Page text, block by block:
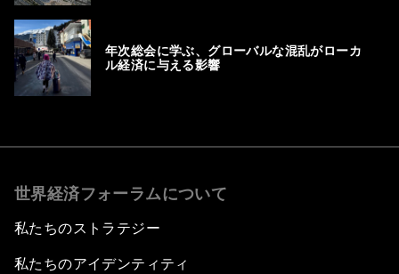
年次総会に学ぶ、グローバルな混乱がローカ
ル経済に与える影響
世界経済フォーラムについて
私たちのストラテジー
私たちのアイデンティティ